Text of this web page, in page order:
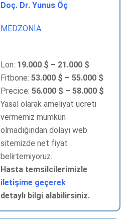
Doç. Dr. Yunus Öç
MEDZONİA
Lon: 19.000 $ – 21.000 $
Fitbone: 53.000 $ – 55.000 $
Precice: 56.000 $ – 58.000 $
Yasal olarak ameliyat ücreti
vermemiz mümkün
olmadığından dolayı web
sitemizde net fiyat
belirtemiyoruz.
Hasta temsilcilerimizle
iletişime geçerek
detaylı bilgi alabilirsiniz.